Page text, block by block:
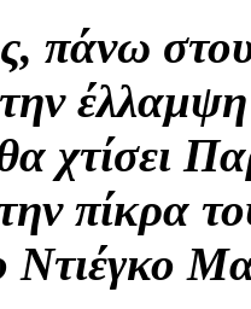
πάνω
χτίσει
πίκρα
Ντιέγκο